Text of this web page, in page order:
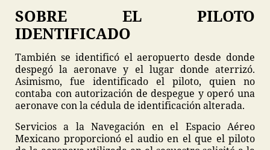
SOBRE EL PILOTO
IDENTIFICADO
También se identificó el aeropuerto desde donde
despegó la aeronave y el lugar donde aterrizó.
Asimismo, fue identificado el piloto, quien no
contaba con autorización de despegue y operó una
aeronave con la cédula de identificación alterada.
Servicios a la Navegación en el Espacio Aéreo
Mexicano proporcionó el audio en el que el piloto